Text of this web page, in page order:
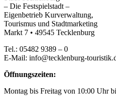
– Die Festspielstadt –
Eigenbetrieb Kurverwaltung,
Tourismus und Stadtmarketing
Markt 7 • 49545 Tecklenburg
Tel.: 05482 9389 – 0
E-Mail: info@tecklenburg-
Öffnungszeiten:
Montag bis Freitag von 10:00 Uhr